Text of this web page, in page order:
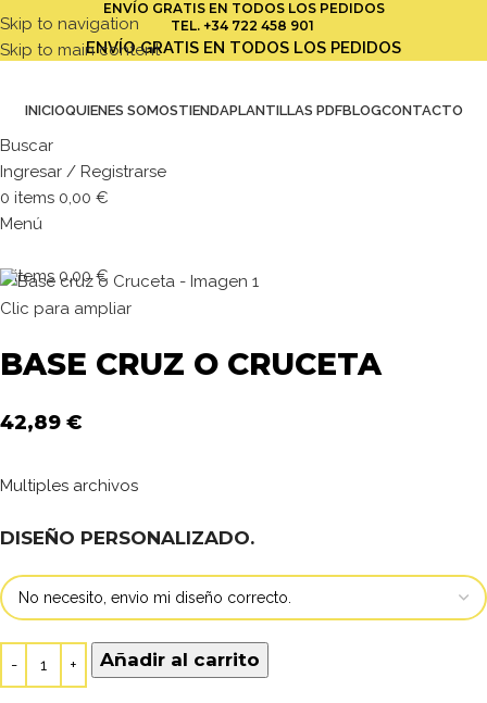
Skip to navigation
Skip to main content
ENVÍO GRATIS EN TODOS LOS PEDIDOS
TEL. +34 722 458 901
ENVÍO GRATIS EN TODOS LOS PEDIDOS
INICIOQUIENES SOMOSTIENDAPLANTILLAS PDFBLOGCONTACTO
Buscar
Ingresar / Registrarse
0 items 0,00 €
Menú
0items 0,00€
Clic para ampliar
BASE CRUZ O CRUCETA
42,89 €
Multiples archivos
DISEÑO PERSONALIZADO.
Añadir al carrito